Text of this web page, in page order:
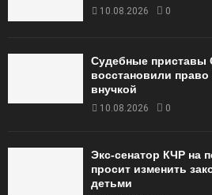
10.08.2026 0
Судебные приставы
восстановили
внучкой
10.08.2026 0
Экс-сенатор КЧР на
просит изменить
детьми